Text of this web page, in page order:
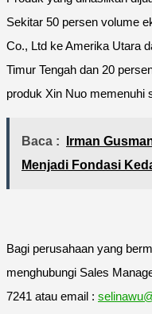
Sekitar 50 persen volume
Co., Ltd ke Amerika Utara
Timur Tengah dan 20
produk Xin Nuo memenuhi
Baca :
Irman
Menjadi Fondasi
Bagi perusahaan yang
menghubungi Sales
7241 atau email :